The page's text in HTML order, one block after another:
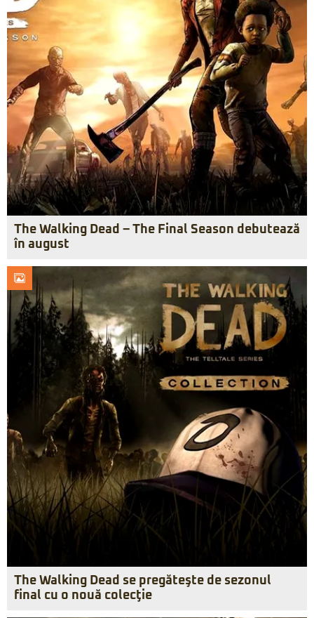
The Walking Dead – The Final Season debutează
în august
The Walking Dead se pregăteşte de sezonul
final cu o nouă colecţie